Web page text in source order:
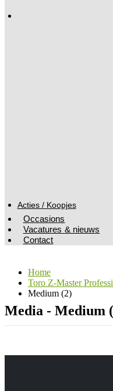
Acties / Koopjes
Occasions
Vacatures & nieuws
Contact
Home
Toro Z-Master
Medium (2)
Media - Medium